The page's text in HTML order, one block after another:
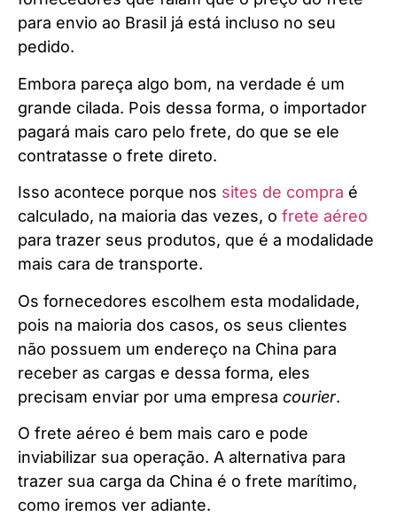
para envio ao Brasil já está incluso no seu
pedido.
Embora pareça algo bom, na verdade é um
grande cilada. Pois dessa forma, o importador
pagará mais caro pelo frete, do que se ele
contratasse o frete direto.
Isso acontece porque nos sites de compra é
calculado, na maioria das vezes, o frete aéreo
para trazer seus produtos, que é a modalidade
mais cara de transporte.
Os fornecedores escolhem esta modalidade,
pois na maioria dos casos, os seus clientes
não possuem um endereço na China para
receber as cargas e dessa forma, eles
precisam enviar por uma empresa courier.
O frete aéreo é bem mais caro e pode
inviabilizar sua operação. A alternativa para
trazer sua carga da China é o frete marítimo,
como iremos ver adiante.